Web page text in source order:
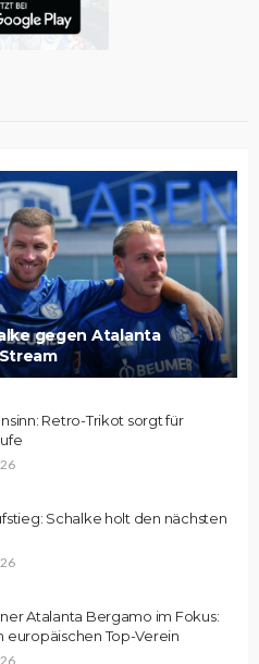
gegen Atalanta
Retro-Trikot sorgt für
Schalke holt den nächsten
Atalanta Bergamo im Fokus:
europäischen Top-Verein